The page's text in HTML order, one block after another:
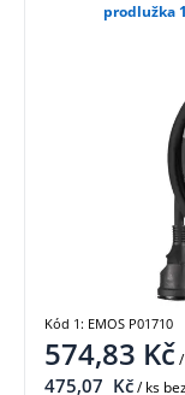
prodlužka
574,83 Kč
475,07 Kč/ ks
Kód 1: EMOS P01710